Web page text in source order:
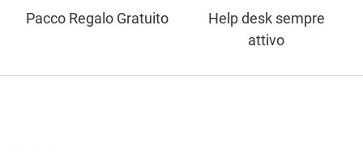
Pacco Regalo Gratuito
Help desk sempre
attivo